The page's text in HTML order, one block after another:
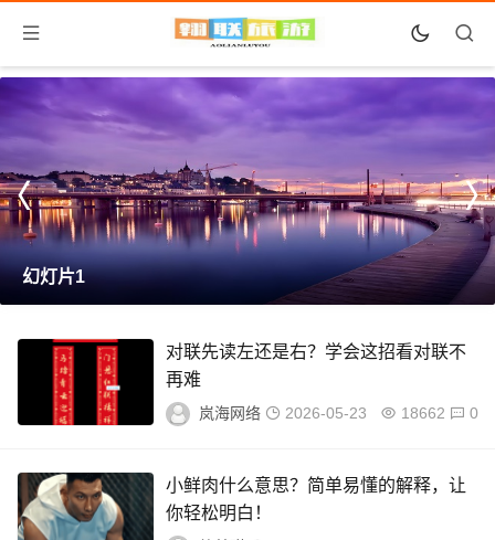
幻灯片1
对联先读左还是右？学会这招看对联不
再难
岚海网络 2026-05-23 18662 0
小鲜肉什么意思？简单易懂的解释，让
你轻松明白！